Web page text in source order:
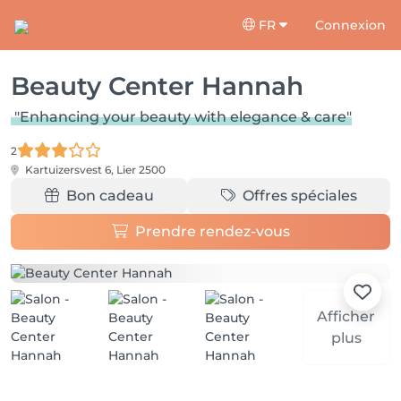
FR Connexion
Beauty Center Hannah
"Enhancing your beauty with elegance & care"
2
Kartuizersvest 6, Lier 2500
Bon cadeau Offres spéciales
Prendre rendez-vous
Afficher
plus